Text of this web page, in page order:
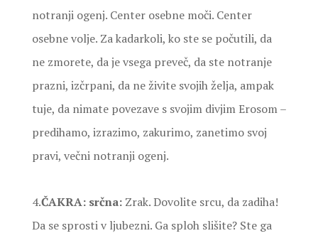
notranji ogenj. Center osebne moči. Center
osebne volje. Za kadarkoli, ko ste se počutili, da
ne zmorete, da je vsega preveč, da ste notranje
prazni, izčrpani, da ne živite svojih želja, ampak
tuje, da nimate povezave s svojim divjim Erosom –
predihamo, izrazimo, zakurimo, zanetimo svoj
pravi, večni notranji ogenj.
4.ČAKRA: srčna: Zrak. Dovolite srcu, da zadiha!
Da se sprosti v ljubezni. Ga sploh slišite? Ste ga